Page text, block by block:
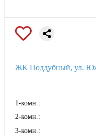
ЖК Поддубный, ул.
1-комн.:
2-комн.:
3-комн.: